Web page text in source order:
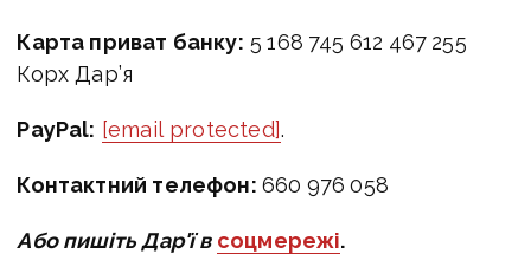
Карта приват банку: 5 168 745 612 467 255
Корх Дар’я
PayPal: [email protected].
Контактний телефон: 660 976 058
Або пишіть Дар'ї в соцмережі.